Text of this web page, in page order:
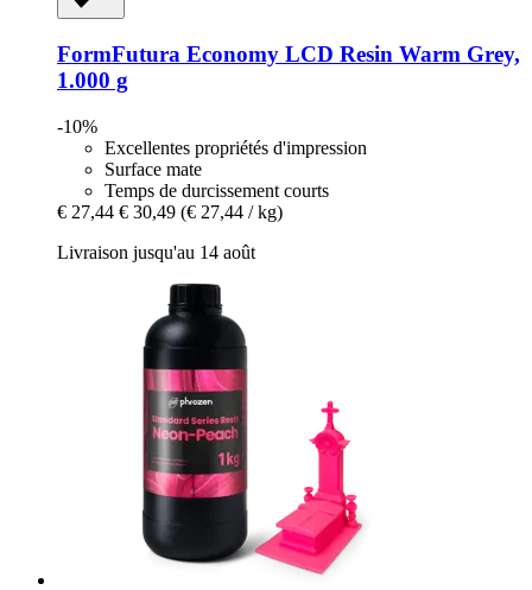
FormFutura Economy LCD Resin Warm Grey,
1.000 g
-10%
Excellentes propriétés d'impression
Surface mate
Temps de durcissement courts
€ 27,44 € 30,49 (€ 27,44 / kg)
Livraison jusqu'au 14 août